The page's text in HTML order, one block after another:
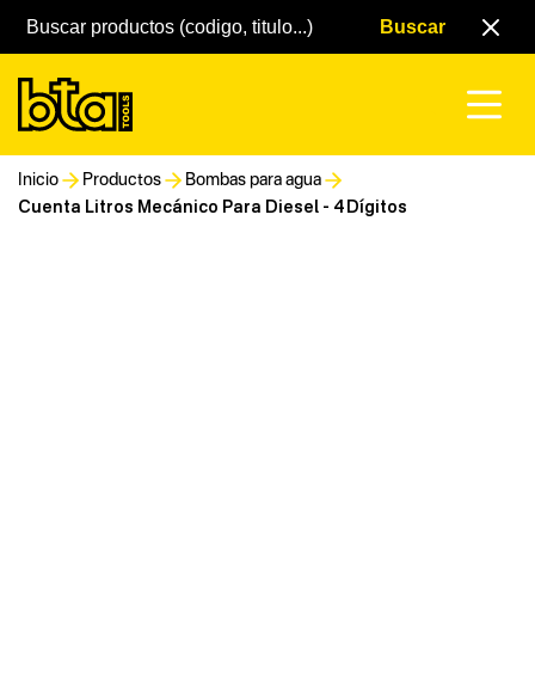
Inicio Productos Bombas para agua
Cuenta Litros Mecánico Para Diesel - 4 Dígitos